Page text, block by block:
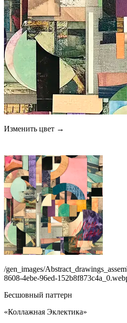
Изменить цвет →
/gen_images/
8608-4ebe-96ed-
Бесшовный паттерн
«Коллажная Эклектика»